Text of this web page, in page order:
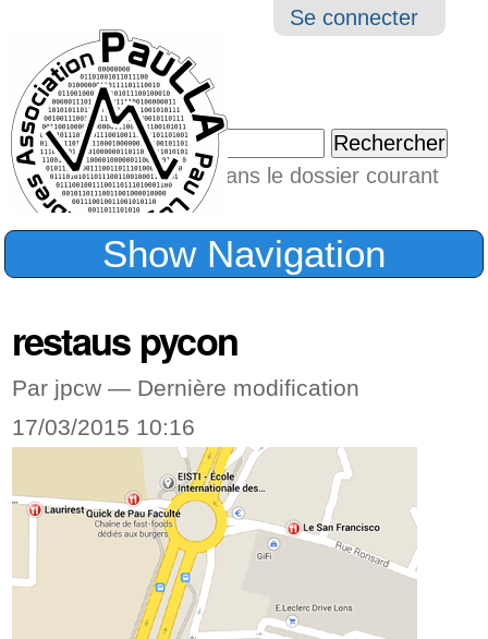
Outils
Se connecter
Chercher par
Seulement dans le dossier courant
Recherche
Show Navigation
restaus pycon
Par jpcw — Dernière modification
17/03/2015 10:16